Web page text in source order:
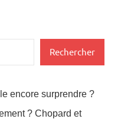
Rechercher
encore surprendre ?
? Chopard et